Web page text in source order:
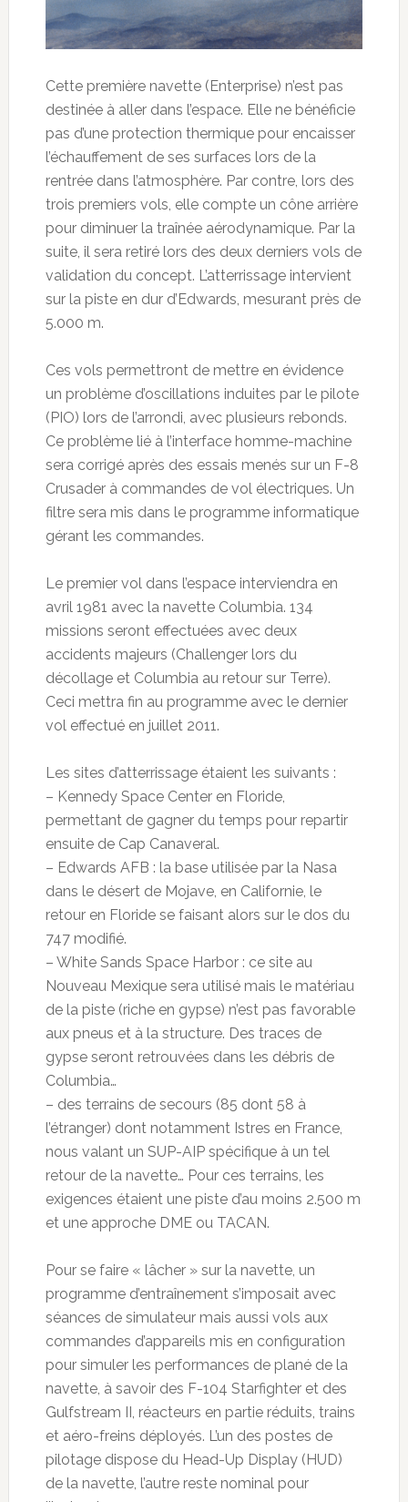
Cette première navette (Enterprise) n’est pas
destinée à aller dans l’espace. Elle ne bénéficie
pas d’une protection thermique pour encaisser
l’échauffement de ses surfaces lors de la
rentrée dans l’atmosphère. Par contre, lors des
trois premiers vols, elle compte un cône arrière
pour diminuer la traînée aérodynamique. Par la
suite, il sera retiré lors des deux derniers vols de
validation du concept. L’atterrissage intervient
sur la piste en dur d’Edwards, mesurant près de
5.000 m.
Ces vols permettront de mettre en évidence
un problème d’oscillations induites par le pilote
(PIO) lors de l’arrondi, avec plusieurs rebonds.
Ce problème lié à l’interface homme-machine
sera corrigé après des essais menés sur un F-8
Crusader à commandes de vol électriques. Un
filtre sera mis dans le programme informatique
gérant les commandes.
Le premier vol dans l’espace interviendra en
avril 1981 avec la navette Columbia. 134
missions seront effectuées avec deux
accidents majeurs (Challenger lors du
décollage et Columbia au retour sur Terre).
Ceci mettra fin au programme avec le dernier
vol effectué en juillet 2011.
Les sites d’atterrissage étaient les suivants :
– Kennedy Space Center en Floride,
permettant de gagner du temps pour repartir
ensuite de Cap Canaveral.
– Edwards AFB : la base utilisée par la Nasa
dans le désert de Mojave, en Californie, le
retour en Floride se faisant alors sur le dos du
747 modifié.
– White Sands Space Harbor : ce site au
Nouveau Mexique sera utilisé mais le matériau
de la piste (riche en gypse) n’est pas favorable
aux pneus et à la structure. Des traces de
gypse seront retrouvées dans les débris de
Columbia…
– des terrains de secours (85 dont 58 à
l’étranger) dont notamment Istres en France,
nous valant un SUP-AIP spécifique à un tel
retour de la navette… Pour ces terrains, les
exigences étaient une piste d’au moins 2.500 m
et une approche DME ou TACAN.
Pour se faire « lâcher » sur la navette, un
programme d’entraînement s’imposait avec
séances de simulateur mais aussi vols aux
commandes d’appareils mis en configuration
pour simuler les performances de plané de la
navette, à savoir des F-104 Starfighter et des
Gulfstream II, réacteurs en partie réduits, trains
et aéro-freins déployés. L’un des postes de
pilotage dispose du Head-Up Display (HUD)
de la navette, l’autre reste nominal pour